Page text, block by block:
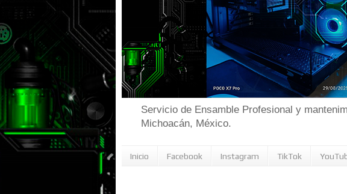
Servicio de Ensamble Profesional y
Michoacán, México.
Inicio Facebook Instagram TikTok